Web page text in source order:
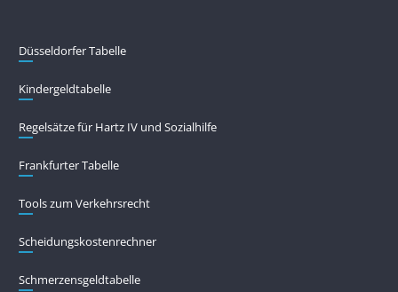
Düsseldorfer Tabelle
Kindergeldtabelle
Regelsätze für Hartz IV und Sozialhilfe
Frankfurter Tabelle
Tools zum Verkehrsrecht
Scheidungskostenrechner
Schmerzensgeldtabelle